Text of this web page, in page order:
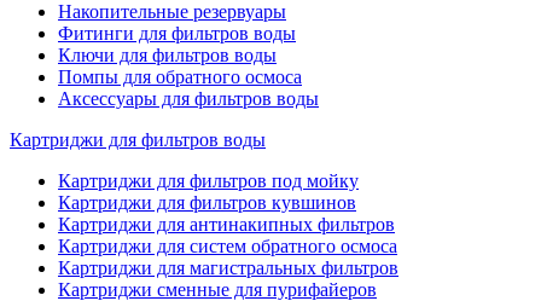
Накопительные резервуары
Фитинги для фильтров воды
Ключи для фильтров воды
Помпы для обратного осмоса
Аксессуары для фильтров воды
Картриджи для фильтров воды
Картриджи для фильтров под мойку
Картриджи для фильтров кувшинов
Картриджи для антинакипных фильтров
Картриджи для систем обратного осмоса
Картриджи для магистральных фильтров
Картриджи сменные для пурифайеров